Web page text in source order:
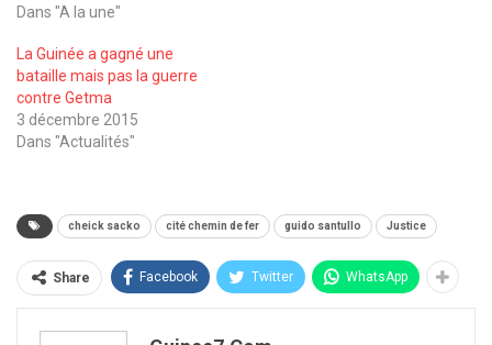
Dans "A la une"
La Guinée a gagné une
bataille mais pas la guerre
contre Getma
3 décembre 2015
Dans "Actualités"
cheick sacko cité chemin de fer guido santullo Justice
Share Facebook Twitter WhatsApp